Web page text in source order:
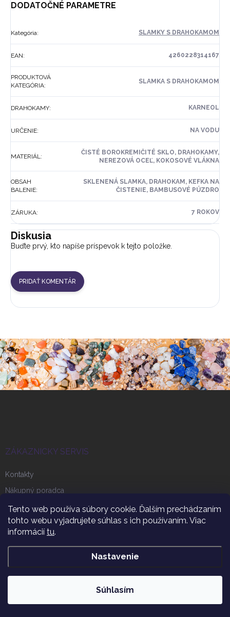
Tento web používa súbory cookie. Ďalším prechádzaním
tohto webu vyjadrujete súhlas s ich používaním. Viac
informácií tu.
Nastavenie
Súhlasím
DODATOČNÉ PARAMETRE
Kategória: SLAMKY S DRAHOKAMOM
EAN: 4260228314167
PRODUKTOVÁ
KATEGÓRIA:
SLAMKA S DRAHOKAMOM
DRAHOKAMY: KARNEOL
URČENIE: NA VODU
MATERIÁL:
ČISTÉ BOROKREMIČITÉ SKLO, DRAHOKAMY,
NEREZOVÁ OCEĽ, KOKOSOVÉ VLÁKNA
OBSAH
BALENIE:
SKLENENÁ SLAMKA, DRAHOKAM, KEFKA NA
ČISTENIE, BAMBUSOVÉ PÚZDRO
ZÁRUKA: 7 ROKOV
Diskusia
Buďte prvý, kto napíše príspevok k tejto položke.
PRIDAŤ KOMENTÁR
ZÁKAZNICKY SERVIS
Kontakty
Nákupný poradca
Vyskúšajte si to!
Ako vybrať drahokamovú zmes
Doprava a platba
Sledovanie zásielky